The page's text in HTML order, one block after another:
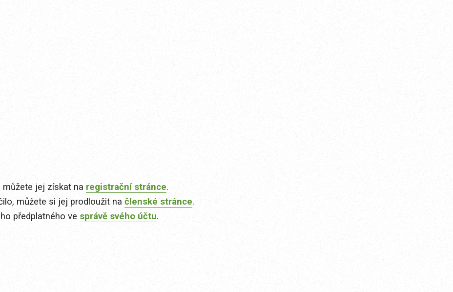
můžete jej získat na registrační stránce.
můžete si jej prodloužit na členské stránce.
předplatného ve správě svého účtu.